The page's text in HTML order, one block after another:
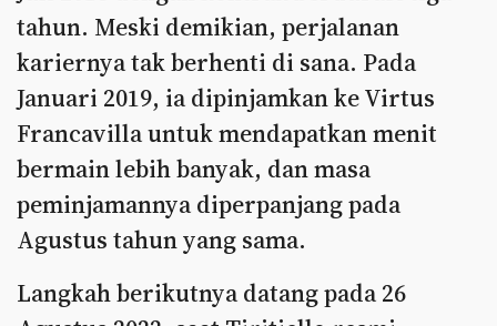
tahun. Meski demikian, perjalanan
kariernya tak berhenti di sana. Pada
Januari 2019, ia dipinjamkan ke Virtus
Francavilla untuk mendapatkan menit
bermain lebih banyak, dan masa
peminjamannya diperpanjang pada
Agustus tahun yang sama.
Langkah berikutnya datang pada 26